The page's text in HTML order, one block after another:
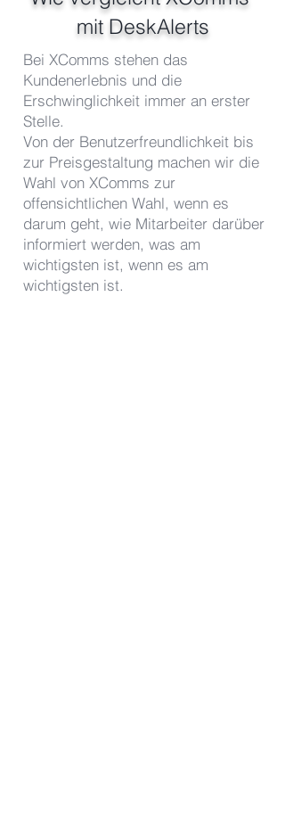
mit DeskAlerts
Bei XComms stehen das
Kundenerlebnis und die
Erschwinglichkeit immer an erster
Stelle.
Von der Benutzerfreundlichkeit bis
zur Preisgestaltung machen wir die
Wahl von XComms zur
offensichtlichen Wahl, wenn es
darum geht, wie Mitarbeiter darüber
informiert werden, was am
wichtigsten ist, wenn es am
wichtigsten ist.